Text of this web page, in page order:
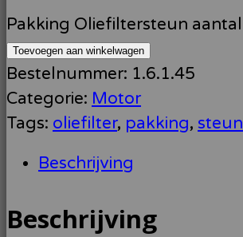
Pakking Oliefiltersteun aantal
Toevoegen aan winkelwagen
Bestelnummer: 1.6.1.45
Categorie: Motor
Tags: oliefilter, pakking, steun
Beschrijving
Beschrijving